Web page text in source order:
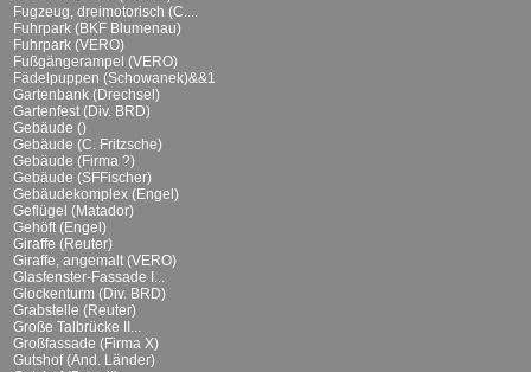
Fugzeug, dreimotorisch (C....
Fuhrpark (BKF Blumenau)
Fuhrpark (VERO)
Fußgängerampel (VERO)
Fädelpuppen (Schowanek)&&1
Gartenbank (Drechsel)
Gartenfest (Div. BRD)
Gebäude ()
Gebäude (C. Fritzsche)
Gebäude (Firma ?)
Gebäude (SFFischer)
Gebäudekomplex (Engel)
Geflügel (Matador)
Gehöft (Engel)
Giraffe (Reuter)
Giraffe, angemalt (VERO)
Glasfenster-Fassade I...
Glockenturm (Div. BRD)
Grabstelle (Reuter)
Große Talbrücke II...
Großfassade (Firma X)
Gutshof (And. Länder)